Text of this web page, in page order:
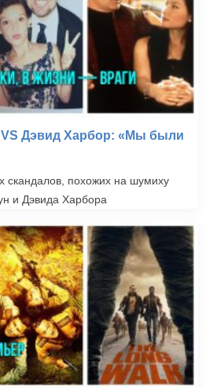
Дэвид Харбор: «Мы были
скандалов, похожих на шумиху
и Дэвида Харбора